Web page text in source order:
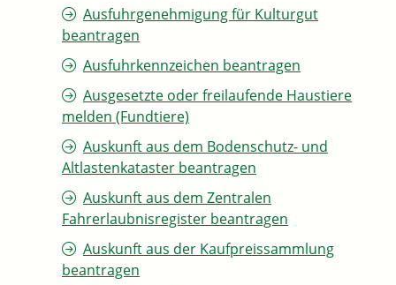
Ausfuhrgenehmigung für Kulturgut
beantragen
Ausfuhrkennzeichen beantragen
Ausgesetzte oder freilaufende Haustiere
melden (Fundtiere)
Auskunft aus dem Bodenschutz- und
Altlastenkataster beantragen
Auskunft aus dem Zentralen
Fahrerlaubnisregister beantragen
Auskunft aus der Kaufpreissammlung
beantragen